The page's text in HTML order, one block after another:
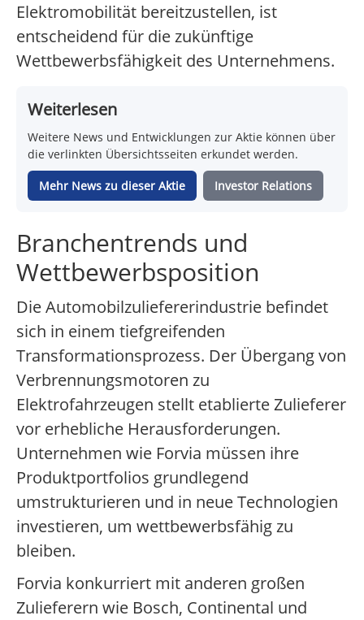
Elektromobilität bereitzustellen, ist
entscheidend für die zukünftige
Wettbewerbsfähigkeit des Unternehmens.
Weiterlesen
Weitere News und Entwicklungen zur Aktie können über
die verlinkten Übersichtsseiten erkundet werden.
Mehr News zu dieser Aktie Investor Relations
Branchentrends und
Wettbewerbsposition
Die Automobilzuliefererindustrie befindet
sich in einem tiefgreifenden
Transformationsprozess. Der Übergang von
Verbrennungsmotoren zu
Elektrofahrzeugen stellt etablierte Zulieferer
vor erhebliche Herausforderungen.
Unternehmen wie Forvia müssen ihre
Produktportfolios grundlegend
umstrukturieren und in neue Technologien
investieren, um wettbewerbsfähig zu
bleiben.
Forvia konkurriert mit anderen großen
Zulieferern wie Bosch, Continental und